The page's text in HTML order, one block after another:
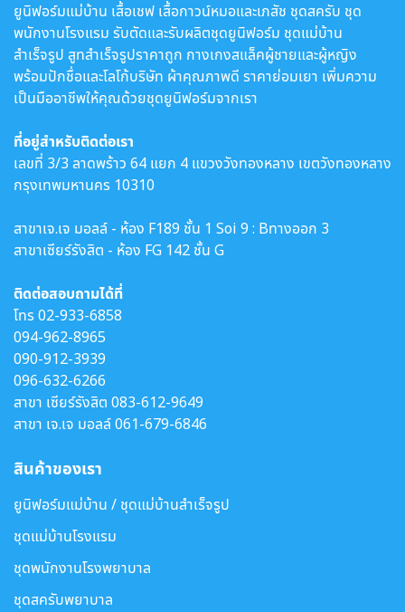
ยูนิฟอร์มแม่บ้าน เสื้อเชฟ เสื้อกาวน์หมอและเภสัช ชุดสครับ ชุด
พนักงานโรงแรม รับตัดและรับผลิตชุดยูนิฟอร์ม ชุดแม่บ้าน
สำเร็จรูป สูทสำเร็จรูปราคาถูก กางเกงสแล็คผู้ชายและผู้หญิง
พร้อมปักชื่อและโลโก้บริษัท ผ้าคุณภาพดี ราคาย่อมเยา เพิ่มความ
เป็นมืออาชีพให้คุณด้วยชุดยูนิฟอร์มจากเรา
ที่อยู่สำหรับติดต่อเรา
เลขที่ 3/3 ลาดพร้าว 64 แยก 4 แขวงวังทองหลาง เขตวังทองหลาง
กรุงเทพมหานคร 10310
สาขาเจ.เจ มอลล์ - ห้อง F189 ชั้น 1 Soi 9 : Bทางออก 3
สาขาเซียร์รังสิต - ห้อง FG 142 ชั้น G
ติดต่อสอบถามได้ที่
โทร02-933-6858
094-962-8965
090-912-3939
096-632-6266
สาขา เซียร์รังสิต 083-612-9649
สาขา เจ.เจ มอลล์061-679-6846
สินค้าของเรา
ยูนิฟอร์มแม่บ้าน / ชุดแม่บ้านสำเร็จรูป
ชุดแม่บ้านโรงแรม
ชุดพนักงานโรงพยาบาล
ชุดสครับพยาบาล